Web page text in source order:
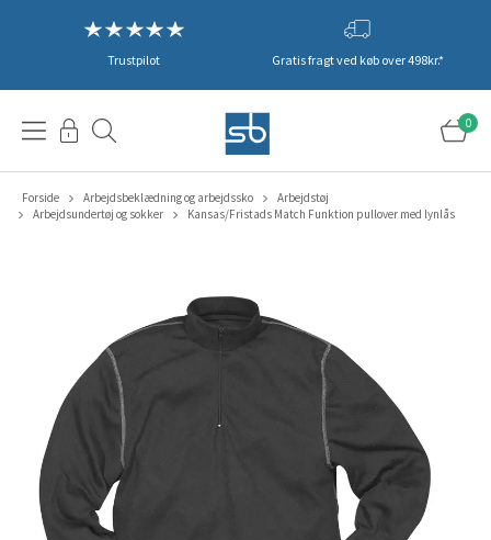
Trustpilot Gratis fragt ved køb over 498kr.*
0
Forside Arbejdsbeklædning og arbejdssko
Arbejdstøj
Arbejdsundertøj og sokker
Kansas/Fristads Match Funktion pullover med lynlås